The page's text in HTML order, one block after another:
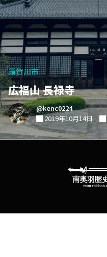
須賀川市
広福山 長禄寺
@kenc0224
2019年10月14日